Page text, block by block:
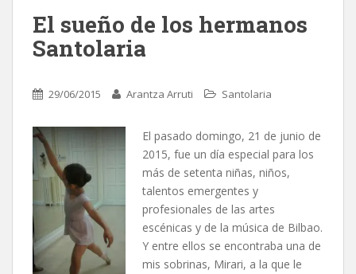
El sueño de los hermanos
Santolaria
29/06/2015 Arantza Arruti Santolaria
El pasado domingo, 21 de junio de
2015, fue un día especial para los
más de setenta niñas, niños,
talentos emergentes y
profesionales de las artes
escénicas y de la música de Bilbao.
Y entre ellos se encontraba una de
mis sobrinas, Mirari, a la que le